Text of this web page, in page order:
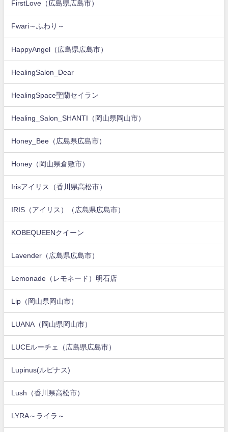
FirstLove（広島県広島市）
Fwari～ふわり～
HappyAngel（広島県広島市）
HealingSalon_Dear
HealingSpace聖蘭セイラン
Healing_Salon_SHANTI（岡山県岡山市）
Honey_Bee（広島県広島市）
Honey（岡山県倉敷市）
Irisアイリス（香川県高松市）
IRIS（アイリス）（広島県広島市）
KOBEQUEENクイーン
Lavender（広島県広島市）
Lemonade（レモネード）明石店
Lip（岡山県岡山市）
LUANA（岡山県岡山市）
LUCEルーチェ（広島県広島市）
Lupinus(ルピナス)
Lush（香川県高松市）
LYRA～ライラ～